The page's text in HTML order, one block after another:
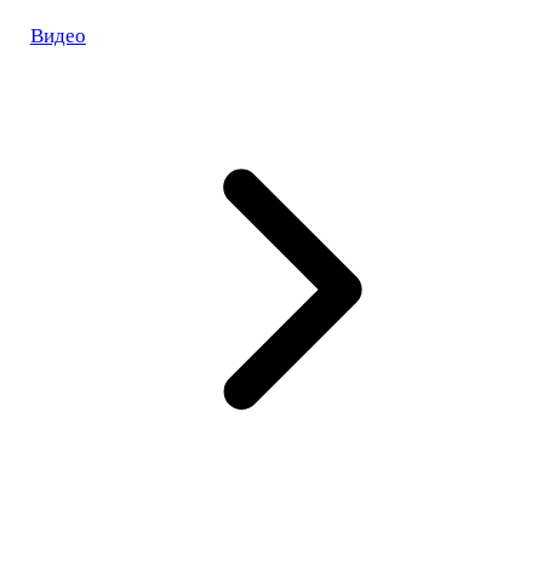
Видео